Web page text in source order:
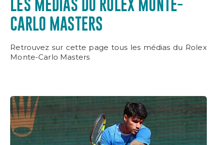
LES MÉDIAS DU ROLEX MONTE-
CARLO MASTERS
Retrouvez sur cette page tous les médias du Rolex
Monte-Carlo Masters